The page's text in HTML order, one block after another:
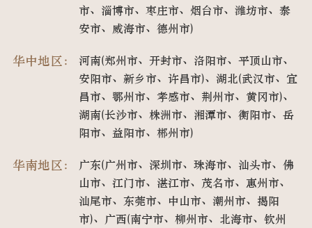
市、淄博市、枣庄市、烟台市、潍坊市、泰
安市、威海市、德州市)
华中地区：
河南(郑州市、开封市、洛阳市、平顶山市、
安阳市、新乡市、许昌市)、湖北(武汉市、宜
昌市、鄂州市、孝感市、荆州市、黄冈市)、
湖南(长沙市、株洲市、湘潭市、衡阳市、岳
阳市、益阳市、郴州市)
华南地区：
广东(广州市、深圳市、珠海市、汕头市、佛
山市、江门市、湛江市、茂名市、惠州市、
汕尾市、东莞市、中山市、潮州市、揭阳
市)、广西(南宁市、柳州市、北海市、钦州